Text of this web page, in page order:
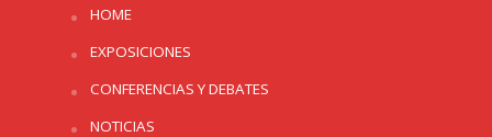
HOME
EXPOSICIONES
CONFERENCIAS Y DEBATES
NOTICIAS